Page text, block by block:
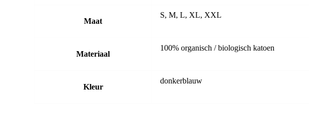
Maat
S, M, L, XL, XXL
Materiaal
100% organisch / biologisch katoen
Kleur
donkerblauw